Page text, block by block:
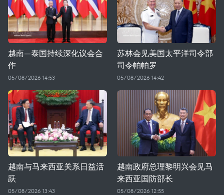
越南—泰国持续深化议会合
作
05/08/2026 14:53
苏林会见美国太平洋司令部
司令帕帕罗
05/08/2026 14:42
越南与马来西亚关系日益活
跃
05/08/2026 13:43
越南政府总理黎明兴会见马
来西亚国防部长
05/08/2026 12:55